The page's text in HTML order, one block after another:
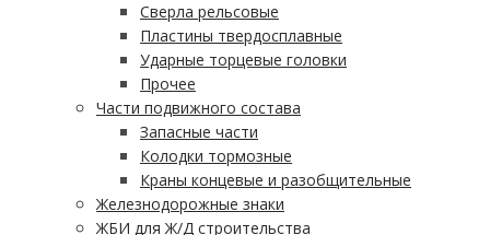
Сверла рельсовые
Пластины твердосплавные
Ударные торцевые головки
Прочее
Части подвижного состава
Запасные части
Колодки тормозные
Краны концевые и разобщительные
Железнодорожные знаки
ЖБИ для Ж/Д строительства